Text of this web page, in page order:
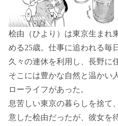
桧由（ひより）は東京生まれ
める25歳。仕事に追われる毎
久々の連休を利用し、長野に
そこには豊かな自然と温かい
ローライフがあった。
息苦しい東京の暮らしを捨て
意した桧由だったが、彼女を